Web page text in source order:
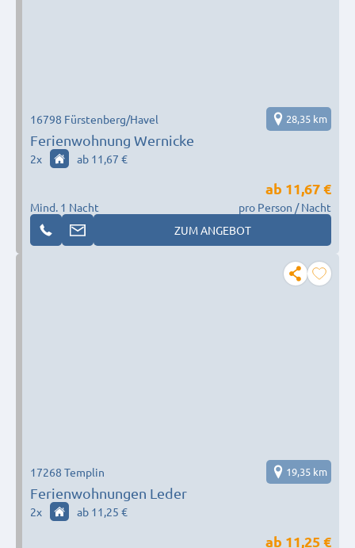
Ferienwohnung Wernicke
16798 Fürstenberg/Havel 28,35 km
2x ab 11,67 €
Mind. 1 Nacht
ab 11,67 €
pro Person / Nacht
ZUM ANGEBOT
Ferienwohnungen Leder
17268 Templin 19,35 km
2x ab 11,25 €
ab 11,25 €